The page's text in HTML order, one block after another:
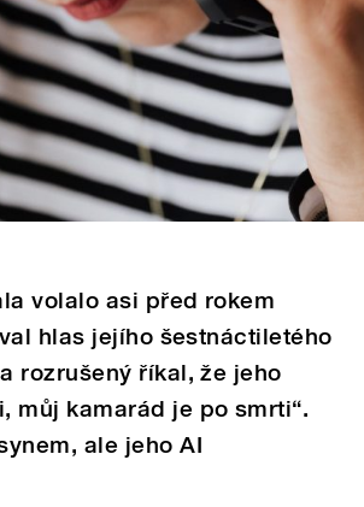
volalo asi před rokem
hlas jejího šestnáctiletého
rozrušený říkal, že jeho
můj kamarád je po smrti“.
ale jeho AI